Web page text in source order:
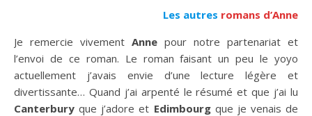
Les autres romans d’Anne
Je remercie vivement Anne pour notre partenariat et
l’envoi de ce roman. Le roman faisant un peu le yoyo
actuellement j’avais envie d’une lecture légère et
divertissante… Quand j’ai arpenté le résumé et que j’ai lu
Canterbury que j’adore et Edimbourgque je venais de